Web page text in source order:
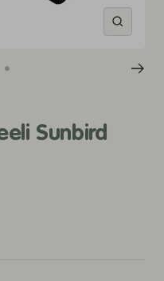
4
Sunbird